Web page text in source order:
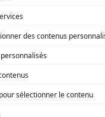
Feu Toute!
au moment du
auront donc la
Michel Pagliaro et
aussi